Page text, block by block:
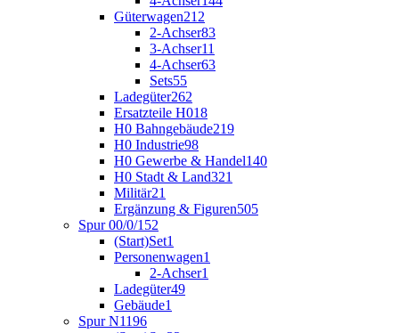
Güterwagen212
2-Achser83
3-Achser11
4-Achser63
Sets55
Ladegüter262
Ersatzteile H018
H0 Bahngebäude219
H0 Industrie98
H0 Gewerbe & Handel140
H0 Stadt & Land321
Militär21
Ergänzung & Figuren505
Spur 00/0/1 52
(Start)Set1
Personenwagen1
2-Achser1
Ladegüter49
Gebäude1
Spur N1196